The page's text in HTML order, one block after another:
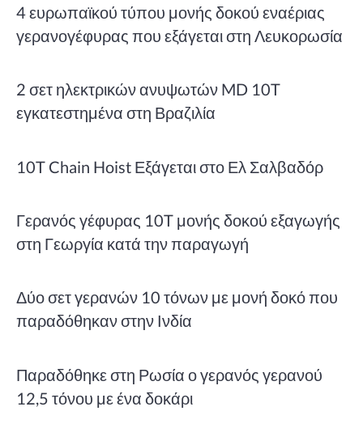
4 ευρωπαϊκού τύπου μονής δοκού εναέριας
γερανογέφυρας που εξάγεται στη Λευκορωσία
2 σετ ηλεκτρικών ανυψωτών MD 10T
εγκατεστημένα στη Βραζιλία
10T Chain Hoist Εξάγεται στο Ελ Σαλβαδόρ
Γερανός γέφυρας 10T μονής δοκού εξαγωγής
στη Γεωργία κατά την παραγωγή
Δύο σετ γερανών 10 τόνων με μονή δοκό που
παραδόθηκαν στην Ινδία
Παραδόθηκε στη Ρωσία ο γερανός γερανού
12,5 τόνου με ένα δοκάρι